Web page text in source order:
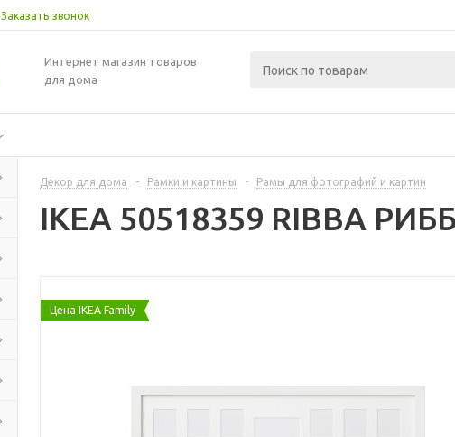
Заказать звонок
Интернет магазин товаров
для дома
Декор для дома - Рамки и картины - Рамы для фотографий и картин
IKEA 50518359 RIBBA
Цена IKEA Family